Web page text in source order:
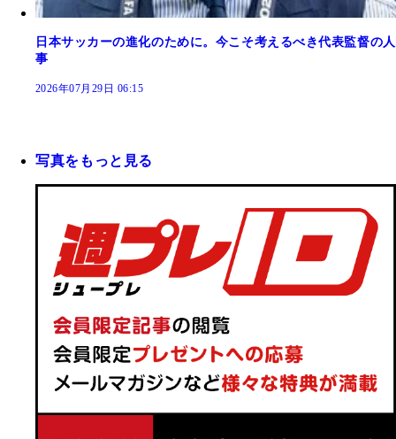
日本サッカーの進化のために。今こそ考えるべき代表監督の人
事
2026年07月29日 06:15
写真をもっと見る